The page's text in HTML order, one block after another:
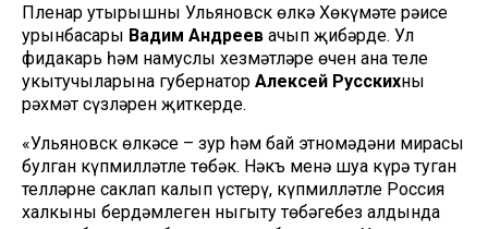
Пленар утырышны Ульяновск өлкә Хөкүмәте рәисе
урынбасары Вадим Андреев ачып җибәрде. Ул
фидакарь һәм намуслы хезмәтләре өчен ана теле
укытучыларына губернатор Алексей Русскихның
рәхмәт сүзләрен җиткерде.
«Ульяновск өлкәсе – зур һәм бай этномәдәни мирасы
булган күпмилләтле төбәк. Нәкъ менә шуңа күрә туган
телләрне саклап калып үстерү, күпмилләтле Россия
халкының бердәмлеген ныгыту төбәгебез алдында